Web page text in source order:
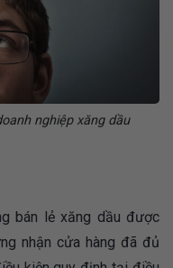
nghiệp xăng dầu
bán lẻ xăng dầu được
nhận cửa hàng đã đủ